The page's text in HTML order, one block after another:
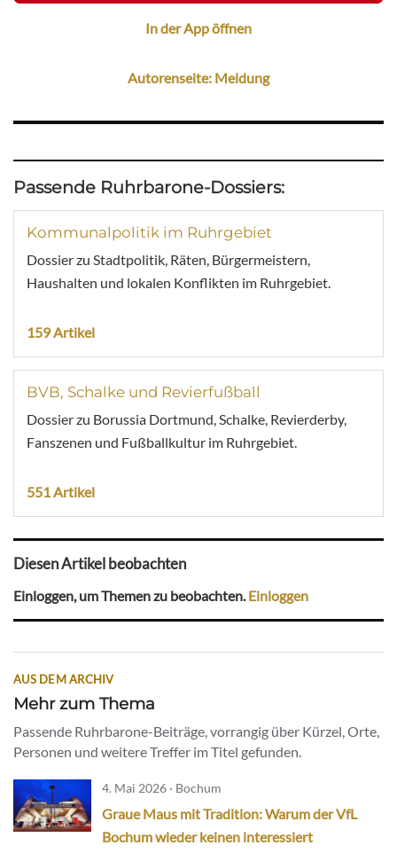
In der App öffnen
Autorenseite: Meldung
Passende Ruhrbarone-Dossiers:
Kommunalpolitik im Ruhrgebiet
Dossier zu Stadtpolitik, Räten, Bürgermeistern,
Haushalten und lokalen Konflikten im Ruhrgebiet.
159 Artikel
BVB, Schalke und Revierfußball
Dossier zu Borussia Dortmund, Schalke, Revierderby,
Fanszenen und Fußballkultur im Ruhrgebiet.
551 Artikel
Diesen Artikel beobachten
Einloggen, um Themen zu beobachten. Einloggen
AUS DEM ARCHIV
Mehr zum Thema
Passende Ruhrbarone-Beiträge, vorrangig über Kürzel, Orte,
Personen und weitere Treffer im Titel gefunden.
4. Mai 2026 · Bochum
Graue Maus mit Tradition: Warum der VfL
Bochum wieder keinen interessiert